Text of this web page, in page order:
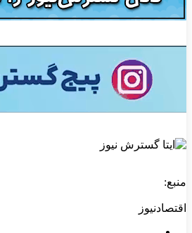
منبع:
اقتصادنیوز